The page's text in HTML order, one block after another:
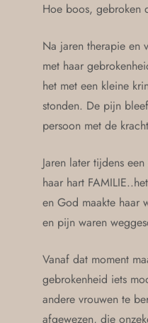
Hoe boos, gebroken
Na jaren therapie en
met haar
het met een kleine
stonden. De pijn
persoon met de
Jaren later tijdens
haar hart
en God maakte haar
en pijn waren
Vanaf dat moment
gebrokenheid iets
andere vrouwen te
afgewezen, die